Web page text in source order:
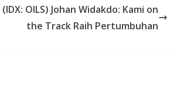
OILS) Johan Widakdo: Kami on
the Track Raih Pertumbuhan